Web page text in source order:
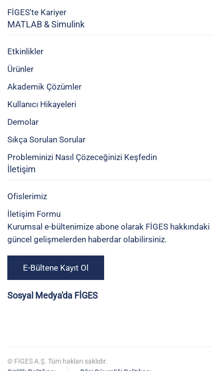
FİGES'te Kariyer
MATLAB & Simulink
Etkinlikler
Ürünler
Akademik Çözümler
Kullanıcı Hikayeleri
Demolar
Sıkça Sorulan Sorular
Probleminizi Nasıl Çözeceğinizi Keşfedin
İletişim
Ofislerimiz
İletişim Formu
Kurumsal e-bültenimize abone olarak FİGES hakkındaki
güncel gelişmelerden haberdar olabilirsiniz.
E-Bültene Kayıt Ol
Sosyal Medya'da FİGES
© FİGES A.Ş. Tüm hakları saklıdır.